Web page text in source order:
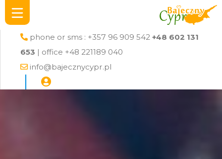
phone or sms : +357 96 909 542 +48 602 131
653 | office +48 221189 040
info@bajecznycypr.pl